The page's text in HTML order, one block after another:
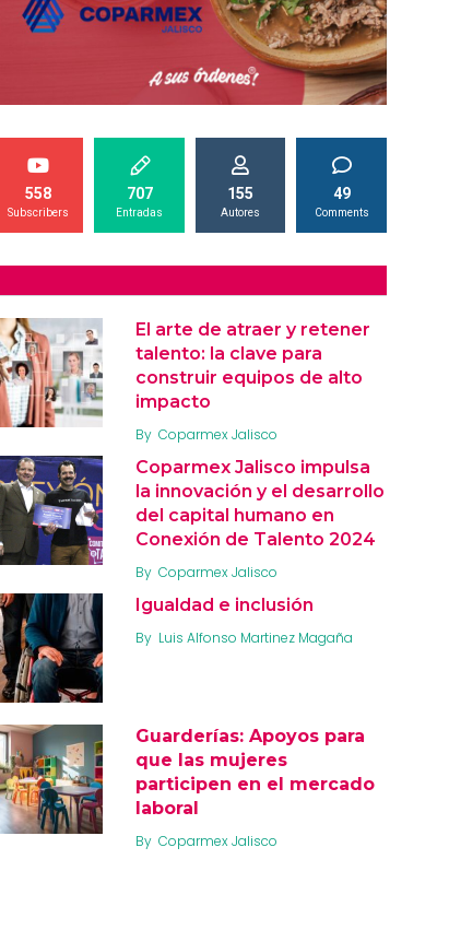
558
Subscribers
707
Entradas
155
Autores
49
Comments
El arte de atraer y retener
talento: la clave para
construir equipos de alto
impacto
By Coparmex Jalisco
Coparmex Jalisco impulsa
la innovación y el desarrollo
del capital humano en
Conexión de Talento 2024
By Coparmex Jalisco
Igualdad e inclusión
By Luis Alfonso Martinez Magaña
Guarderías: Apoyos para
que las mujeres
participen en el mercado
laboral
By Coparmex Jalisco